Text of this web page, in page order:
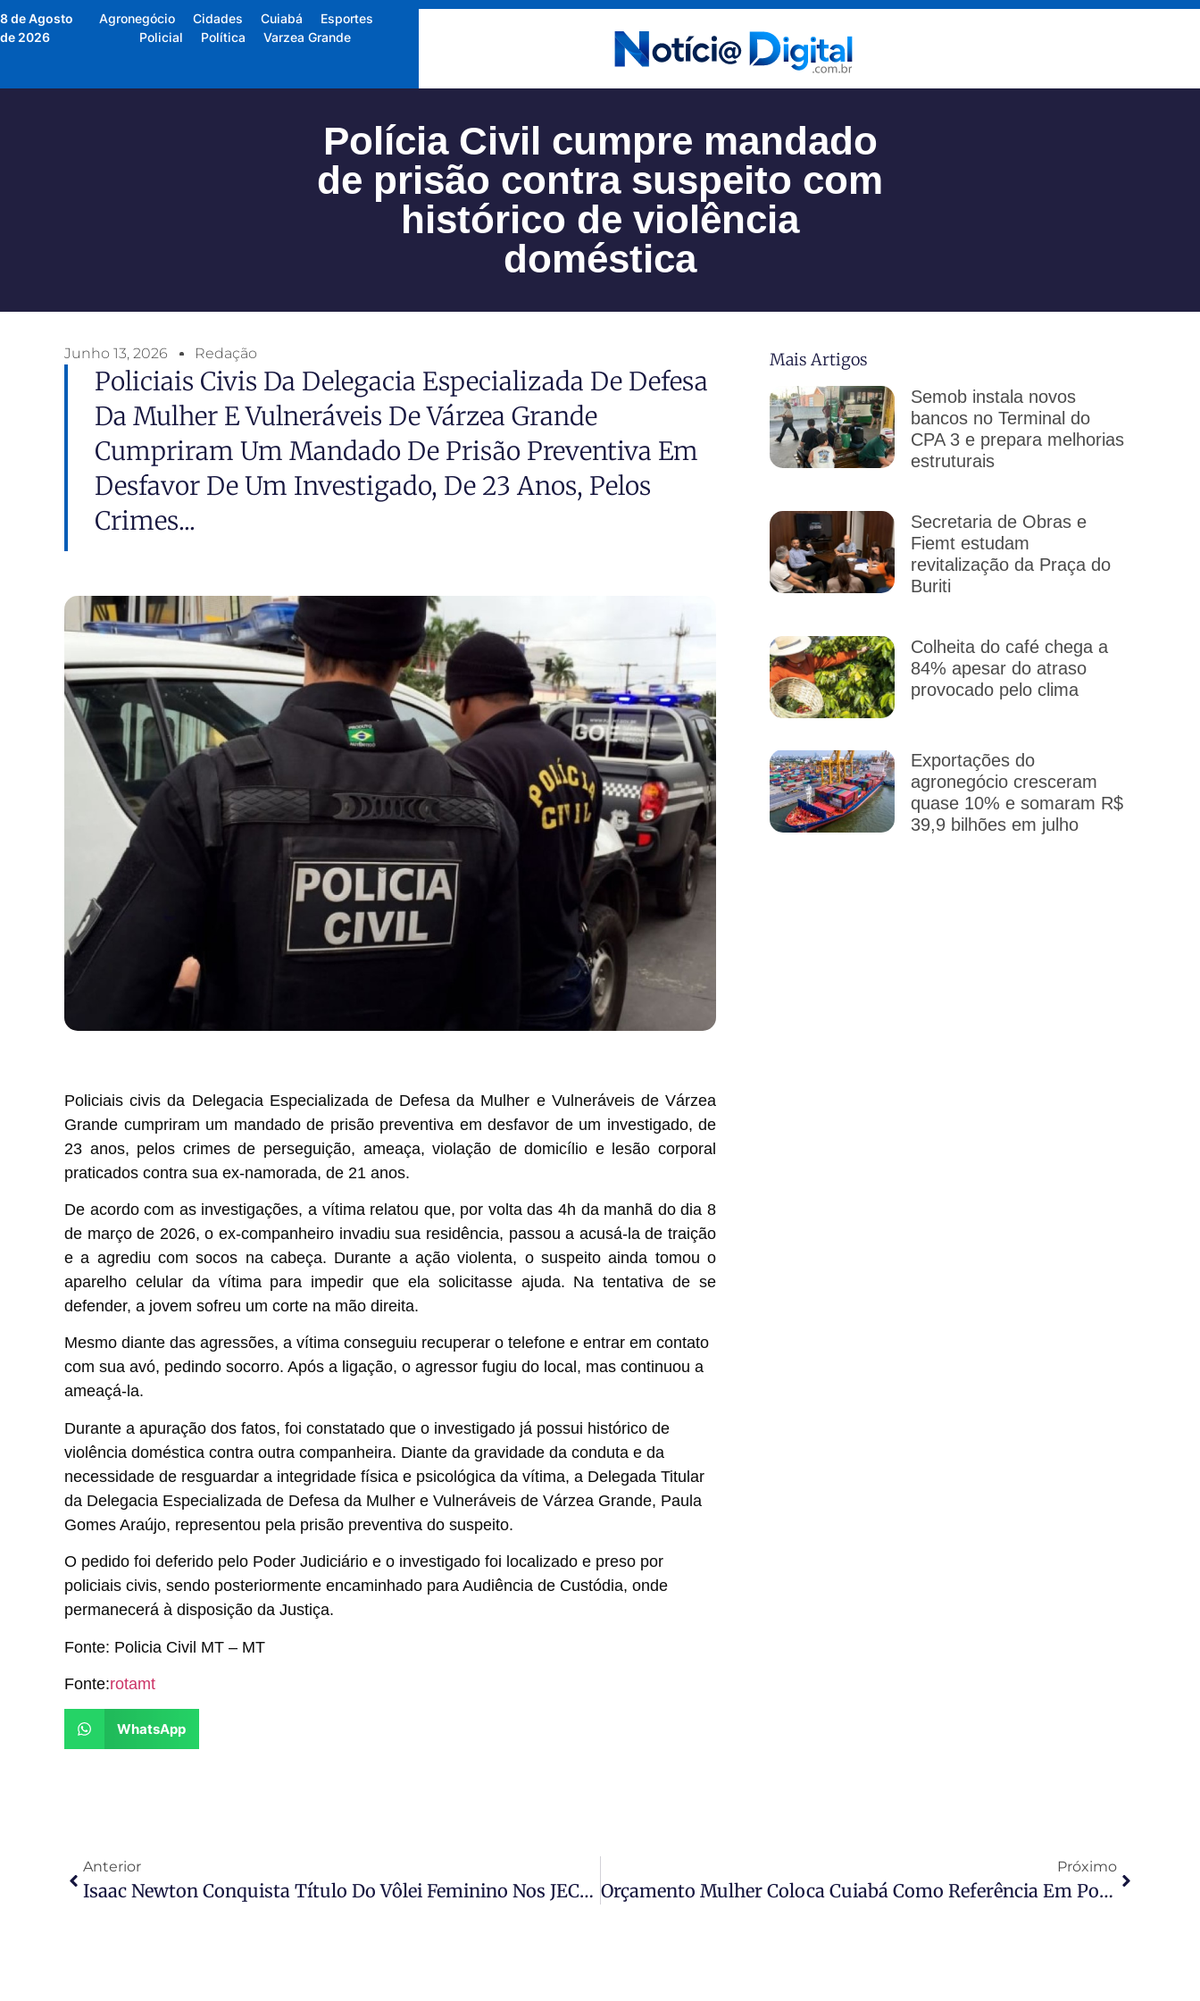
8 de Agosto
de 2026
Agronegócio Cidades Cuiabá
Esportes
Policial
Política Varzea Grande
Polícia Civil cumpre mandado
de prisão contra suspeito com
histórico de violência
doméstica
Junho 13, 2026 Redação
Policiais Civis Da Delegacia Especializada De Defesa
Da Mulher E Vulneráveis De Várzea Grande
Cumpriram Um Mandado De Prisão Preventiva Em
Desfavor De Um Investigado, De 23 Anos, Pelos
Crimes...
Policiais civis da Delegacia Especializada de Defesa da Mulher e Vulneráveis de Várzea
Grande cumpriram um mandado de prisão preventiva em desfavor de um investigado, de
23 anos, pelos crimes de perseguição, ameaça, violação de domicílio e lesão corporal
praticados contra sua ex-namorada, de 21 anos.
De acordo com as investigações, a vítima relatou que, por volta das 4h da manhã do dia 8
de março de 2026, o ex-companheiro invadiu sua residência, passou a acusá-la de traição
e a agrediu com socos na cabeça. Durante a ação violenta, o suspeito ainda tomou o
aparelho celular da vítima para impedir que ela solicitasse ajuda. Na tentativa de se
defender, a jovem sofreu um corte na mão direita.
Mesmo diante das agressões, a vítima conseguiu recuperar o telefone e entrar em contato
com sua avó, pedindo socorro. Após a ligação, o agressor fugiu do local, mas continuou a
ameaçá-la.
Durante a apuração dos fatos, foi constatado que o investigado já possui histórico de
violência doméstica contra outra companheira. Diante da gravidade da conduta e da
necessidade de resguardar a integridade física e psicológica da vítima, a Delegada Titular
da Delegacia Especializada de Defesa da Mulher e Vulneráveis de Várzea Grande, Paula
Gomes Araújo, representou pela prisão preventiva do suspeito.
O pedido foi deferido pelo Poder Judiciário e o investigado foi localizado e preso por
policiais civis, sendo posteriormente encaminhado para Audiência de Custódia, onde
permanecerá à disposição da Justiça.
Fonte: Policia Civil MT – MT
Fonte:rotamt
WhatsApp
Mais Artigos
Semob instala novos
bancos no Terminal do
CPA 3 e prepara melhorias
estruturais
Secretaria de Obras e
Fiemt estudam
revitalização da Praça do
Buriti
Colheita do café chega a
84% apesar do atraso
provocado pelo clima
Exportações do
agronegócio cresceram
quase 10% e somaram R$
39,9 bilhões em julho
Anterior
Isaac Newton Conquista Título Do Vôlei Feminino Nos JECs 2026; Pascoal Moreira Cabral Destaca Campanha De Superação
Próximo
Orçamento Mulher Coloca Cuiabá Como Referência Em Políticas Públicas Para Mulheres